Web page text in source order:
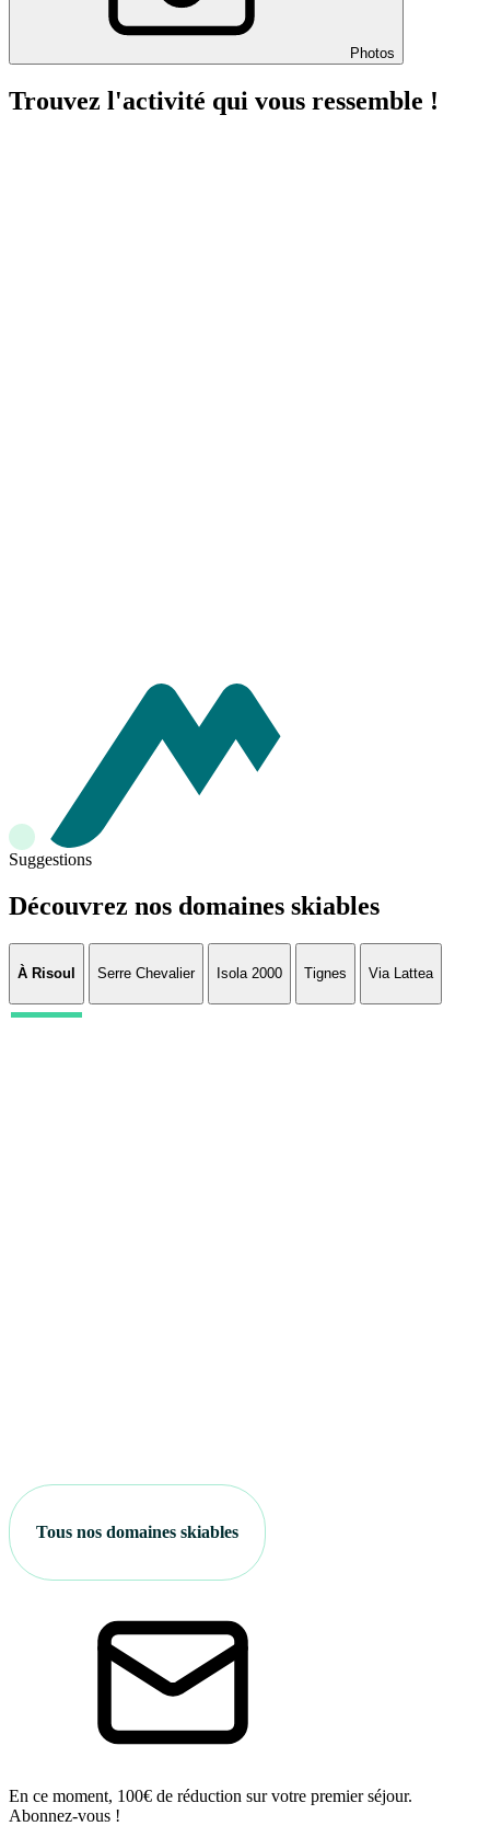
Photos
Trouvez l'activité qui vous ressemble !
Suggestions
Découvrez nos domaines skiables
À Risoul Serre Chevalier Isola 2000 Tignes Via Lattea
Tous nos domaines skiables
En ce moment, 100€ de réduction sur votre premier séjour.
Abonnez-vous !